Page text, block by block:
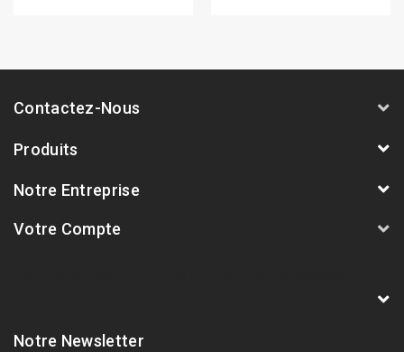
Contactez-Nous
Produits
Notre Entreprise
Votre Compte
Notre Newsletter